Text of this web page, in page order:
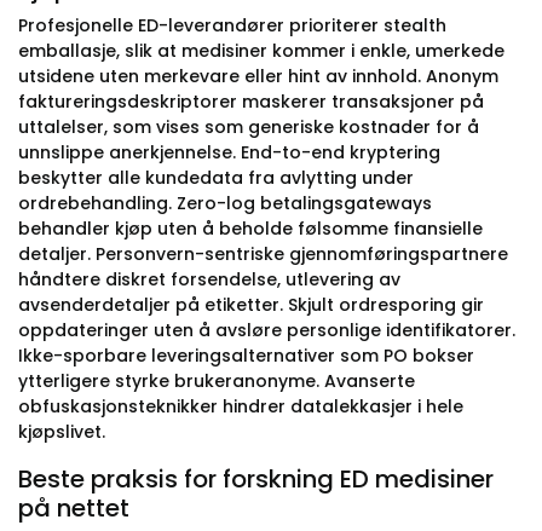
Profesjonelle ED-leverandører prioriterer stealth
emballasje, slik at medisiner kommer i enkle, umerkede
utsidene uten merkevare eller hint av innhold. Anonym
faktureringsdeskriptorer maskerer transaksjoner på
uttalelser, som vises som generiske kostnader for å
unnslippe anerkjennelse. End-to-end kryptering
beskytter alle kundedata fra avlytting under
ordrebehandling. Zero-log betalingsgateways
behandler kjøp uten å beholde følsomme finansielle
detaljer. Personvern-sentriske gjennomføringspartnere
håndtere diskret forsendelse, utlevering av
avsenderdetaljer på etiketter. Skjult ordresporing gir
oppdateringer uten å avsløre personlige identifikatorer.
Ikke-sporbare leveringsalternativer som PO bokser
ytterligere styrke brukeranonyme. Avanserte
obfuskasjonsteknikker hindrer datalekkasjer i hele
kjøpslivet.
Beste praksis for forskning ED medisiner
på nettet